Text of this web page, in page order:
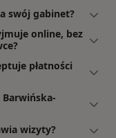
swój gabinet?
online, bez
płatności
wizyty?